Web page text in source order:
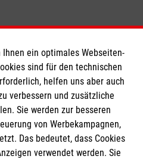
Ihnen ein optimales Webseiten-
sind für den technischen
helfen uns aber auch
verbessern und zusätzliche
Sie werden zur besseren
von Werbekampagnen,
Das bedeutet, dass Cookies
verwendet werden. Sie